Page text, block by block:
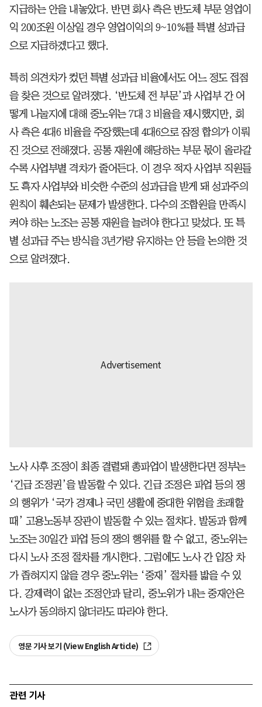
지급하는 안을 내놓았다. 반면 회사 측은 반도체 부문 영업이
익 200조원 이상일 경우 영업이익의 9~10%를 특별 성과급
으로 지급하겠다고 했다.
특히 의견차가 컸던 특별 성과급 비율에서도 어느 정도 접점
을 찾은 것으로 알려졌다. ‘반도체 전 부문’과 사업부 간 어
떻게 나눌지에 대해 중노위는 7대 3 비율을 제시했지만, 회
사 측은 4대6 비율을 주장했는데 4대6으로 잠정 합의가 이뤄
진 것으로 전해졌다. 공통 재원에 해당하는 부문 몫이 올라갈
수록 사업부별 격차가 줄어든다. 이 경우 적자 사업부 직원들
도 흑자 사업부와 비슷한 수준의 성과급을 받게 돼 성과주의
원칙이 훼손되는 문제가 발생한다. 다수의 조합원을 만족시
켜야 하는 노조는 공통 재원을 늘려야 한다고 맞섰다. 또 특
별 성과급 주는 방식을 3년가량 유지하는 안 등을 논의한 것
으로 알려졌다.
노사 사후 조정이 최종 결렬돼 총파업이 발생한다면 정부는
‘긴급 조정권’을 발동할 수 있다. 긴급 조정은 파업 등의 쟁
의 행위가 ‘국가 경제나 국민 생활에 중대한 위험을 초래할
때’ 고용노동부 장관이 발동할 수 있는 절차다. 발동과 함께
노조는 30일간 파업 등의 쟁의 행위를 할 수 없고, 중노위는
다시 노사 조정 절차를 개시한다. 그럼에도 노사 간 입장 차
가 좁혀지지 않을 경우 중노위는 ‘중재’ 절차를 밟을 수 있
다. 강제력이 없는 조정안과 달리, 중노위가 내는 중재안은
노사가 동의하지 않더라도 따라야 한다.
영문 기사 보기 (View English Article)
관련 기사